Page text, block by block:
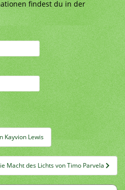
findest du in der
Kayvion Lewis
Macht des Lichts von Timo Parvela